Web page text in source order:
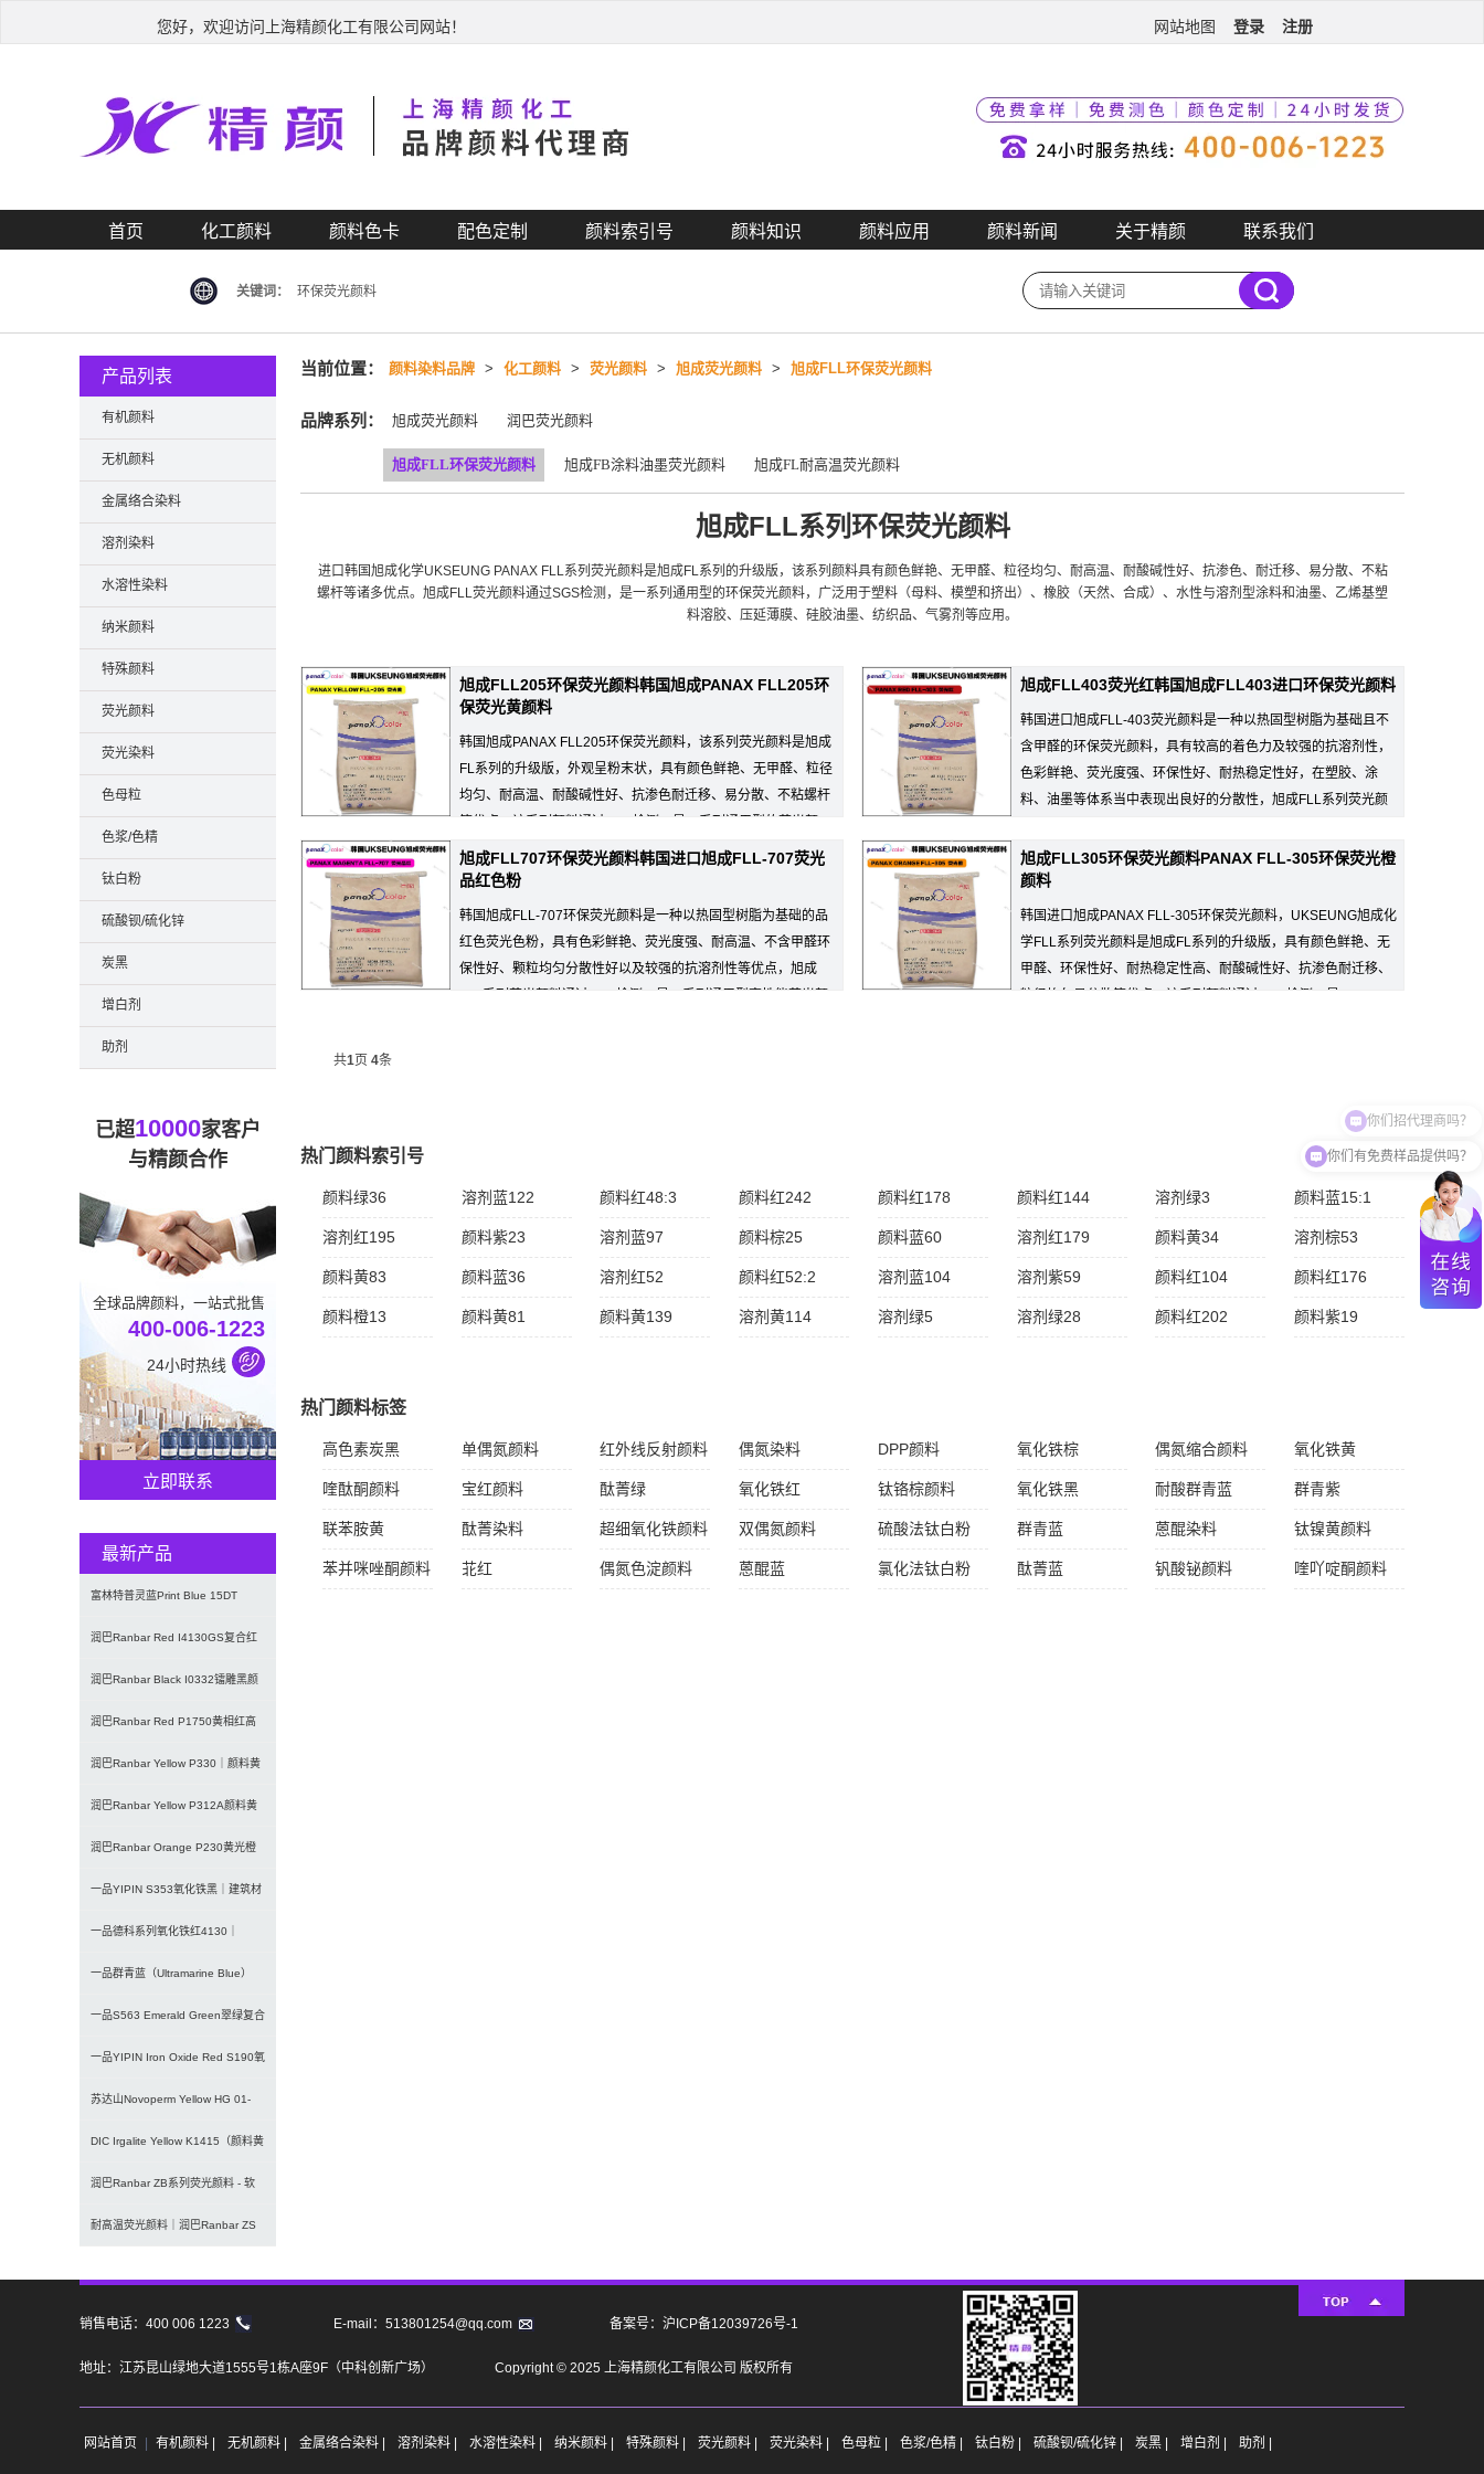
您好，欢迎访问上海精颜化工有限公司网站！ 网站地图 登录 注册
首页 化工颜料 颜料色卡 配色定制 颜料索引号 颜料知识 颜料应用 颜料新闻 关于精颜 联系我们
关键词： 环保荧光颜料
当前位置： 颜料染料品牌 > 化工颜料 > 荧光颜料 > 旭成荧光颜料 > 旭成FLL环保荧光颜料
品牌系列： 旭成荧光颜料 润巴荧光颜料
旭成FLL环保荧光颜料 旭成FB涂料油墨荧光颜料 旭成FL耐高温荧光颜料
旭成FLL系列环保荧光颜料
进口韩国旭成化学UKSEUNG PANAX FLL系列荧光颜料是旭成FL系列的升级版，该系列颜料具有颜色鲜艳、无甲醛、粒径均匀、耐高温、耐酸碱性好、抗渗色、耐迁移、易分散、不粘
螺杆等诸多优点。旭成FLL荧光颜料通过SGS检测，是一系列通用型的环保荧光颜料，广泛用于塑料（母料、模塑和挤出）、橡胶（天然、合成）、水性与溶剂型涂料和油墨、乙烯基塑
料溶胶、压延薄膜、硅胶油墨、纺织品、气雾剂等应用。
旭成FLL205环保荧光颜料韩国旭成PANAX FLL205环
保荧光黄颜料
韩国旭成PANAX FLL205环保荧光颜料，该系列荧光颜料是旭成
FL系列的升级版，外观呈粉末状，具有颜色鲜艳、无甲醛、粒径
均匀、耐高温、耐酸碱性好、抗渗色耐迁移、易分散、不粘螺杆
料。
旭成FLL403荧光红韩国旭成FLL403进口环保荧光颜料
韩国进口旭成FLL-403荧光颜料是一种以热固型树脂为基础且不
含甲醛的环保荧光颜料，具有较高的着色力及较强的抗溶剂性，
色彩鲜艳、荧光度强、环保性好、耐热稳定性好，在塑胶、涂
料、油墨等体系当中表现出良好的分散性，旭成FLL系列荧光颜
旭成FLL707环保荧光颜料韩国进口旭成FLL-707荧光
品红色粉
韩国旭成FLL-707环保荧光颜料是一种以热固型树脂为基础的品
红色荧光色粉，具有色彩鲜艳、荧光度强、耐高温、不含甲醛环
保性好、颗粒均匀分散性好以及较强的抗溶剂性等优点，旭成
旭成FLL305环保荧光颜料PANAX FLL-305环保荧光橙
颜料
韩国进口旭成PANAX FLL-305环保荧光颜料，UKSEUNG旭成化
学FLL系列荧光颜料是旭成FL系列的升级版，具有颜色鲜艳、无
甲醛、环保性好、耐热稳定性高、耐酸碱性好、抗渗色耐迁移、
共1页 4条
热门颜料索引号
颜料绿36 溶剂蓝122 颜料红48:3 颜料红242 颜料红178 颜料红144 溶剂绿3 颜料蓝15:1
溶剂红195 颜料紫23 溶剂蓝97 颜料棕25 颜料蓝60 溶剂红179 颜料黄34 溶剂棕53
颜料黄83 颜料蓝36 溶剂红52 颜料红52:2 溶剂蓝104 溶剂紫59 颜料红104 颜料红176
颜料橙13 颜料黄81 颜料黄139 溶剂黄114 溶剂绿5 溶剂绿28 颜料红202 颜料紫19
热门颜料标签
高色素炭黑 单偶氮颜料 红外线反射颜料 偶氮染料 DPP颜料 氧化铁棕 偶氮缩合颜料 氧化铁黄
喹酞酮颜料 宝红颜料 酞菁绿 氧化铁红 钛铬棕颜料 氧化铁黑 耐酸群青蓝 群青紫
联苯胺黄 酞菁染料 超细氧化铁颜料 双偶氮颜料 硫酸法钛白粉 群青蓝 蒽醌染料 钛镍黄颜料
苯并咪唑酮颜料 苝红 偶氮色淀颜料 蒽醌蓝 氯化法钛白粉 酞菁蓝 钒酸铋颜料 喹吖啶酮颜料
产品列表
有机颜料
无机颜料
金属络合染料
溶剂染料
水溶性染料
纳米颜料
特殊颜料
荧光颜料
荧光染料
色母粒
色浆/色精
钛白粉
硫酸钡/硫化锌
炭黑
增白剂
助剂
已超10000家客户
与精颜合作
全球品牌颜料，一站式批售
400-006-1223
24小时热线
立即联系
最新产品
富林特普灵蓝Print Blue 15DT
7072酞菁蓝颜
润巴Ranbar Red I4130GS复合红
颜料｜替代铅铬
润巴Ranbar Black I0332镭雕黑颜
料｜激光打印
润巴Ranbar Red P1750黄相红高
性能DPP有机颜
润巴Ranbar Yellow P330｜颜料黄
3（PY3）
润巴Ranbar Yellow P312A颜料黄
12｜双偶氮
润巴Ranbar Orange P230黄光橙
有机颜料｜颜料
一品YIPIN S353氧化铁黑｜建筑材
料与涂料用无机黑色颜
一品德科系列氧化铁红4130｜
Detech超微细低粘度氧化铁
一品群青蓝（Ultramarine Blue）
U02/U03
一品S563 Emerald Green翠绿复合
颜料 | 水
一品YIPIN Iron Oxide Red S190氧
化铁
苏达山Novoperm Yellow HG 01-
CN09｜
DIC Irgalite Yellow K1415（颜料黄
1
润巴Ranbar ZB系列荧光颜料 - 软
塑料用高亮度易分散
耐高温荧光颜料｜润巴Ranbar ZS
销售电话：400 006 1223 E-mail：513801254@qq.com 备案号：沪ICP备12039726号-1
地址：江苏昆山绿地大道1555号1栋A座9F（中科创新广场） Copyright © 2025 上海精颜化工有限公司 版权所有
网站首页 有机颜料 | 无机颜料 | 金属络合染料 | 溶剂染料 | 水溶性染料 | 纳米颜料 | 特殊颜料 | 荧光颜料 | 荧光染料 | 色母粒 | 色浆/色精 | 钛白粉 | 硫酸钡/硫化锌 | 炭黑 | 增白剂 | 助剂 |
你们有免费样品提供吗？